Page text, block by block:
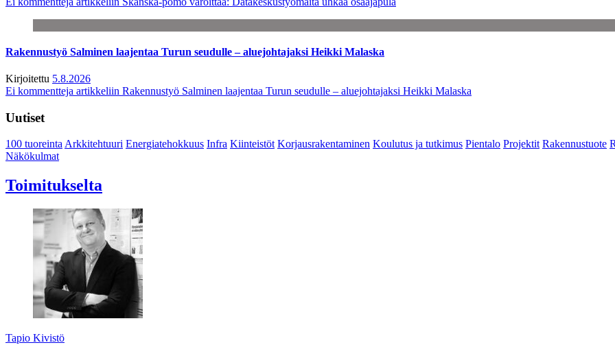
Rakennustyö Salminen laajentaa Turun seudulle – aluejohtajaksi Heikki Malaska
Kirjoitettu 5.8.2026
Ei kommentteja artikkeliin Rakennustyö Salminen laajentaa Turun seudulle – aluejohtajaksi Heikki Malaska
Uutiset
100 tuoreintaArkkitehtuuri Energiatehokkuus Infra Kiinteistöt Korjausrakentaminen Koulutus ja tutkimus Pientalo Projektit Rakennustuote
Näkökulmat
Toimitukselta
Tapio Kivistö